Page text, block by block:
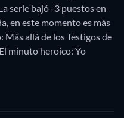
serie bajó -3 puestos en
en este momento es más
allá de los Testigos de
minuto heroico: Yo